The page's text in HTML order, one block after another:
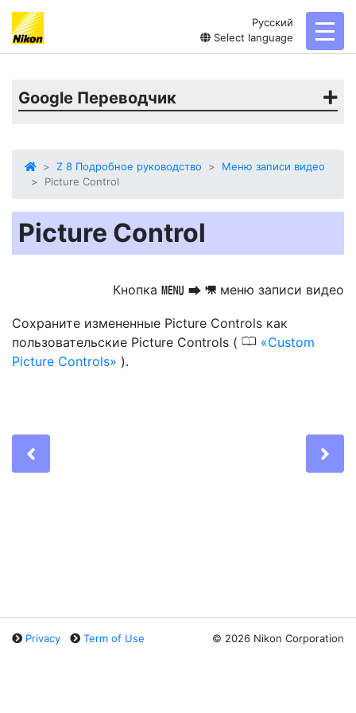
Русский
Select language
Google Переводчик
Z 8 Подробное руководство
Меню записи видео
Picture Control
Picture Control
Кнопка G U 1 меню записи видео
Сохраните измененные Picture Controls как
пользовательские Picture Controls ( 0
Custom
Picture Controls
).
Privacy Term of Use © 2026 Nikon Corporation